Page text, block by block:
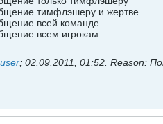
тимфлэшеру и жертве
всей команде
всем игрокам
; 02.09.2011, 01:52 Reason: